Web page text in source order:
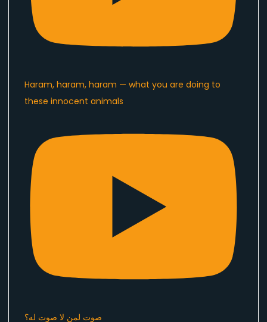
Haram, haram, haram — what you are doing to
these innocent animals
صوت لمن لا صوت له؟